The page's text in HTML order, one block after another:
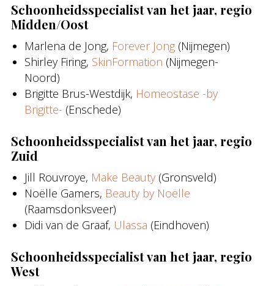
Schoonheidsspecialist van het jaar, regio
Midden/Oost
Marlena de Jong, Forever Jong(Nijmegen)
Shirley Firing, SkinFormation (Nijmegen-
Noord)
Brigitte Brus-Westdijk, Homeostase -by
Brigitte- (Enschede)
Schoonheidsspecialist van het jaar, regio
Zuid
Jill Rouvroye, Make Beauty(Gronsveld)
Noëlle Gamers, Beauty by Noëlle
(Raamsdonksveer)
Didi van de Graaf, Ulassa (Eindhoven)
Schoonheidsspecialist van het jaar, regio
West